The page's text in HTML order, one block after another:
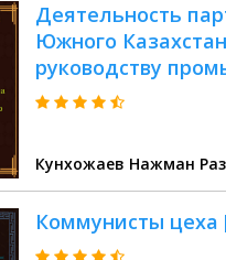
Деятельность
Южного
руководству
Кунхожаев Нажман
Коммунисты цеха